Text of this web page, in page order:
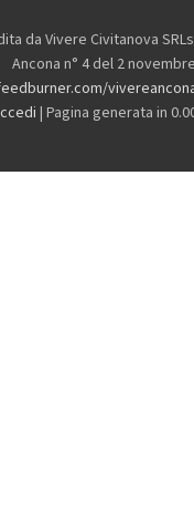
daVivere Civitanova
Ancona n° 4 del 2
| Pagina generata in